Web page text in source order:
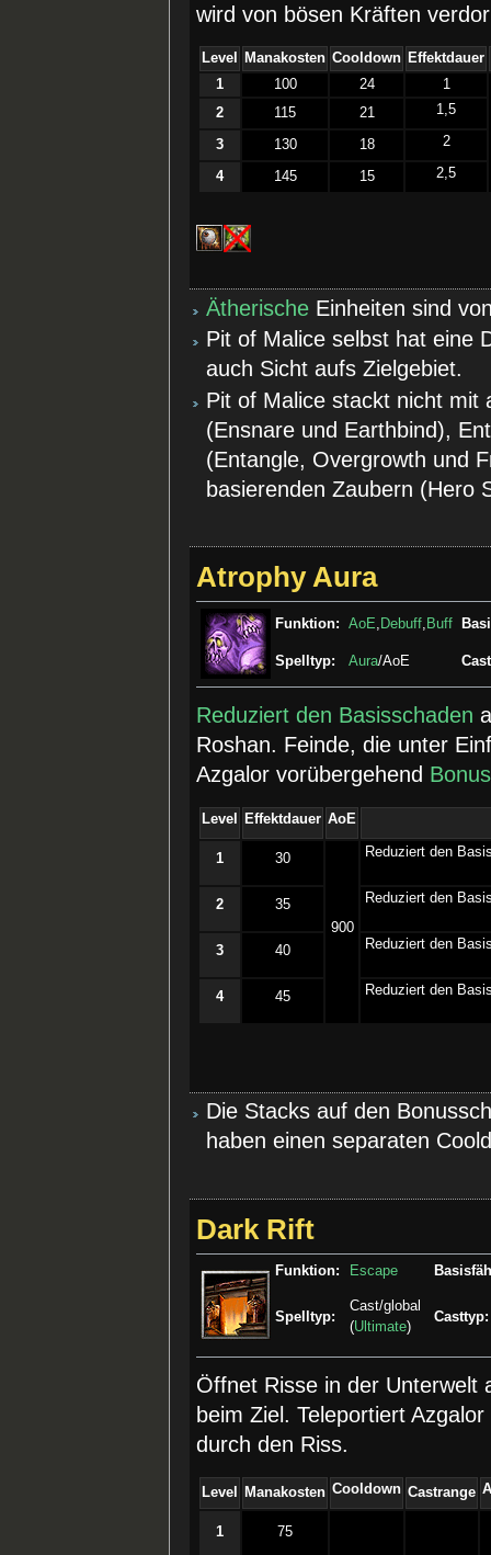
wird von bösen Kräften
Level Manakosten Cooldown Effektdauer
1
100 24
1
2
115 21 1,5
3 130 18 2
4 145 15 2,5
Ätherische Einheiten sind
Pit of Malice selbst hat eine
auch Sicht aufs Zielgebiet.
Pit of Malice stackt nicht mit
(Ensnare und Earthbind),
(Entangle, Overgrowth und
basierenden Zaubern (Hero
Atrophy Aura
Funktion: AoE, Debuff, Buff
Spelltyp: Aura/AoE
Reduziert den Basisschaden
Roshan. Feinde, die unter
Azgalor vorübergehend
Level Effektdauer AoE
1 30
900
­Reduziert den
2 35 ­Reduziert den
3 40 ­Reduziert den
4 45 ­Reduziert den
Die Stacks auf den
haben einen separaten
Dark Rift
Funktion: Escape
Spelltyp:
Cast/global
(Ultimate)
Casttyp:
Öffnet Risse in der Unterwelt
beim Ziel. Teleportiert
durch den Riss.
Level Manakosten Cooldown Castrange
1 75